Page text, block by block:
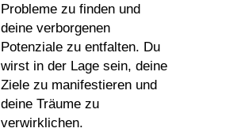
Probleme zu finden und
deine verborgenen
Potenziale zu entfalten. Du
wirst in der Lage sein, deine
Ziele zu manifestieren und
deine Träume zu
verwirklichen.